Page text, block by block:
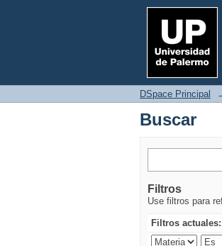
Buscar
DSpace Principal
Buscar
Filtros
Use filtros para
Filtros actuales: